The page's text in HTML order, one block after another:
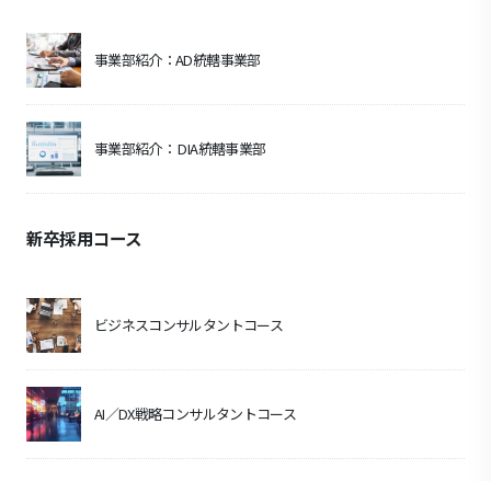
事業部紹介：AD統轄事業部
事業部紹介： DIA統轄事業部
新卒採用コース
ビジネスコンサルタントコース
AI／DX戦略コンサルタントコース